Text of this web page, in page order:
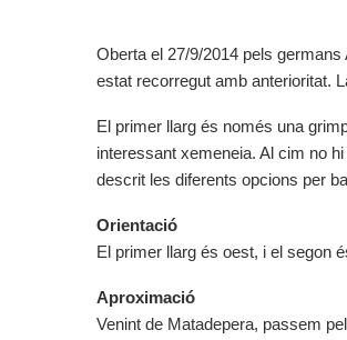
Oberta el 27/9/2014 pels
estat recorregut amb anterioritat.
El primer llarg és només una
interessant xemeneia. Al cim no
descrit les diferents opcions per
Orientació
El primer llarg és oest, i el segon
Aproximació
Venint de Matadepera, passem